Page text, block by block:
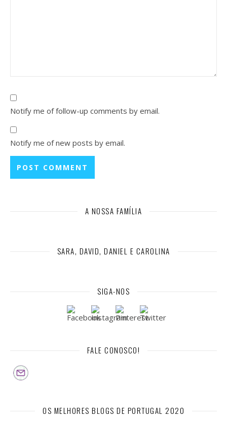
Notify me of follow-up comments by email.
Notify me of new posts by email.
A NOSSA FAMÍLIA
SARA, DAVID, DANIEL E CAROLINA
SIGA-NOS
FALE CONOSCO!
OS MELHORES BLOGS DE PORTUGAL 2020